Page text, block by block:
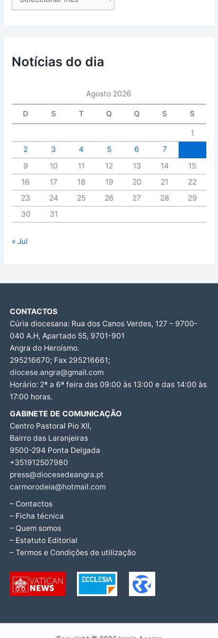
Notícias do dia
Agosto 2026
D S T Q Q S S
1
2
3 4 5 6 7
9
10 11 12 13 14
15
16
17 18 19 20 21
22
23
24 25 26 27 28
29
30
31
« Jul
CONTACTOS
Cúria diocesana: Rua dos Canos Verdes, 127 – 9700-
040 A.H, Apartado 55, 9701-901
Angra do Heroísmo.
295216670; Fax 295216661;
diocese.angra@gmail.com
Horário: 2ª a 6ª feira das 09:00 às 13:00 e das 14:00 às
17:00 horas.
GABINETE DE COMUNICAÇÃO
Centro Pastoral Pio XII,
Bairro das Laranjeiras
9500-294 Ponta Delgada
+351912507980
press@diocesedeangra.pt
carmorodeia@hotmail.com
– Contactos
– Ficha técnica
– Quem somos
– Estatuto Editorial
– Termos e Condições de utilização